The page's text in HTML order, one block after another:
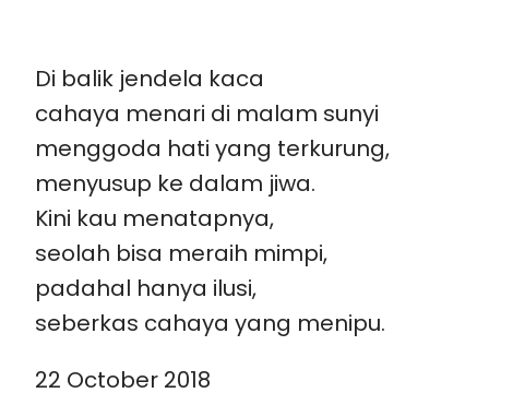
Di balik jendela kaca
cahaya menari di malam sunyi
menggoda hati yang terkurung,
menyusup ke dalam jiwa.
Kini kau menatapnya,
seolah bisa meraih mimpi,
padahal hanya ilusi,
seberkas cahaya yang menipu.
22 October 2018